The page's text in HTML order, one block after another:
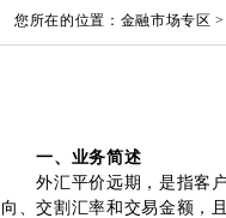
您所在的位置： 金融市场专区
一、业务简述
外汇平价远期，是指客户
向、交割汇率和交易金额，